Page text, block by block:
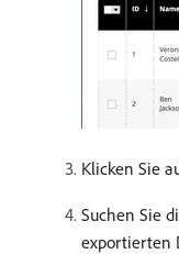
Klicken Sie
Suchen Sie
exportierten